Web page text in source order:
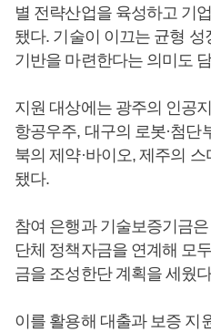
별 전략산업을 육성하고 기
됐다. 기술이 이끄는 균형 성
기반을 마련한다는 의미도
지원 대상에는 광주의 인공
항공우주, 대구의 로봇·첨단
북의 제약·바이오, 제주의
됐다.
참여 은행과 기술보증기금
단체 정책자금을 연계해 모
금을 조성한단 계획을 세웠
이를 활용해 대출과 보증 지